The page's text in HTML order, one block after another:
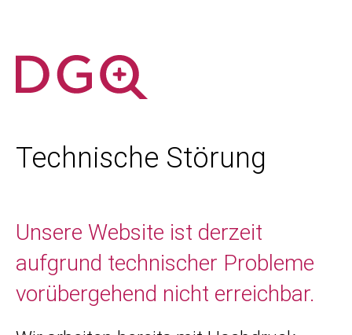
Technische Störung
Unsere Website ist derzeit
aufgrund technischer Probleme
vorübergehend nicht erreichbar.